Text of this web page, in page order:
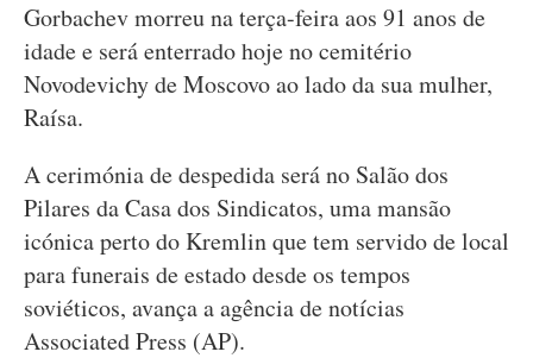
Gorbachev morreu na terça-feira aos 91 anos de
idade e será enterrado hoje no cemitério
Novodevichy de Moscovo ao lado da sua mulher,
Raísa.
A cerimónia de despedida será no Salão dos
Pilares da Casa dos Sindicatos, uma mansão
icónica perto do Kremlin que tem servido de local
para funerais de estado desde os tempos
soviéticos, avança a agência de notícias
Associated Press (AP).